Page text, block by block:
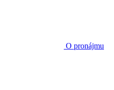
O pronájmu